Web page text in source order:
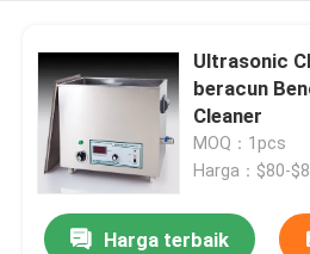
Ultrasonic
beracun
Cleaner
MOQ：1pcs
Harga：$80-
Harga terbaik